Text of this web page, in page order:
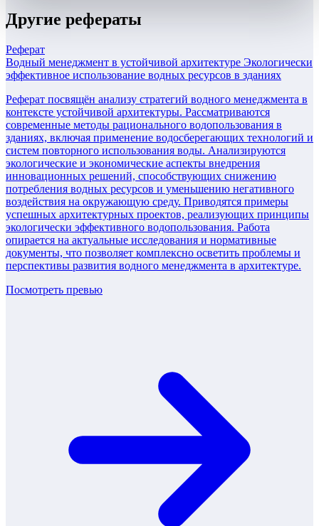
Другие рефераты
Реферат
Водный менеджмент в устойчивой архитектуре Экологически
эффективное использование водных ресурсов в зданиях
Реферат посвящён анализу стратегий водного менеджмента в
контексте устойчивой архитектуры. Рассматриваются
современные методы рационального водопользования в
зданиях, включая применение водосберегающих технологий и
систем повторного использования воды. Анализируются
экологические и экономические аспекты внедрения
инновационных решений, способствующих снижению
потребления водных ресурсов и уменьшению негативного
воздействия на окружающую среду. Приводятся примеры
успешных архитектурных проектов, реализующих принципы
экологически эффективного водопользования. Работа
опирается на актуальные исследования и нормативные
документы, что позволяет комплексно осветить проблемы и
перспективы развития водного менеджмента в архитектуре.
Посмотреть превью